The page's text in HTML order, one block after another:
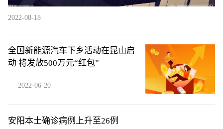
2022-08-18
全国新能源汽车下乡活动在昆山启
动 将发放500万元“红包”
2022-06-20
安阳本土确诊病例上升至26例